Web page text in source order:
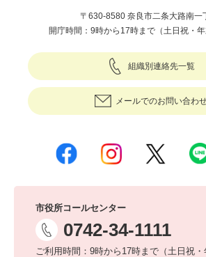
〒630-8580 奈良市二条大路南一
開庁時間：9時から17時まで（土日祝・年
組織別連絡先一覧
メールでのお問い合わ
市役所コールセンター
0742-34-1111
ご利用時間：9時から17時まで（土日祝・